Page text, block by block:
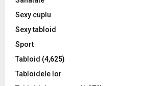
Sexy cuplu
Sexy tabloid
Sport
Tabloid (4,625)
Tabloidele lor